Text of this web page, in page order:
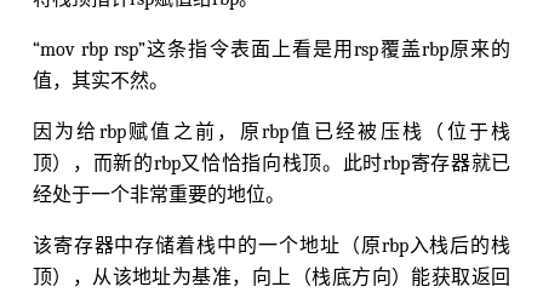
“mov rbp rsp”这条指令表面上看是用rsp覆盖rbp原来的
值，其实不然。
因为给rbp赋值之前，原rbp值已经被压栈（位于栈
顶），而新的rbp又恰恰指向栈顶。此时rbp寄存器就已
经处于一个非常重要的地位。
该寄存器中存储着栈中的一个地址（原rbp入栈后的栈
顶），从该地址为基准，向上（栈底方向）能获取返回